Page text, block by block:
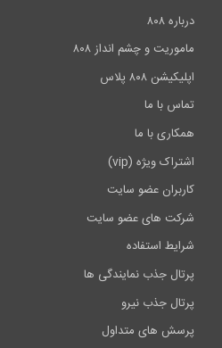
درباره ۸۰۸
ماموریت و چشم انداز ۸۰۸
اپلیکیشن ۸۰۸ پلاس
تماس با ما
همکاری با ما
اشتراک ویژه (vip)
کاربران عضو سایت
شرکت های عضو سایت
شرایط استفاده
پرتال جذب نمایندگی ها
پرتال جذب نیرو
پرسش های متداول